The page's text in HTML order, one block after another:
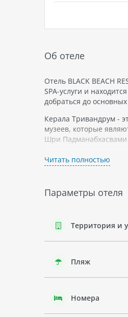
Об отеле
Отель BLACK BEACH
SPA-услуги и
добраться до
Керала Тривандрум -
музеев, которые
Шри
BLACK BEACH
бар и бесплатный Wi-
водных спортов,
делает его
руках.
Читать полностью
Параметры отеля
Территория и
Пляж
Номера